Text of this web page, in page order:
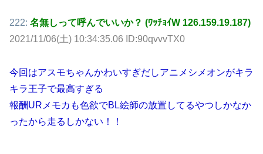
222: 名無しって呼んでいいか？ (ﾜｯﾁｮｲW 126.159.19.187)
2021/11/06(土) 10:34:35.06 ID:90qvvvTX0
今回はアスモちゃんかわいすぎだしアニメシメオンがキラ
キラ王子で最高すぎる
報酬URメモカも色欲でBL絵師の放置してるやつしかなか
ったから走るしかない！！